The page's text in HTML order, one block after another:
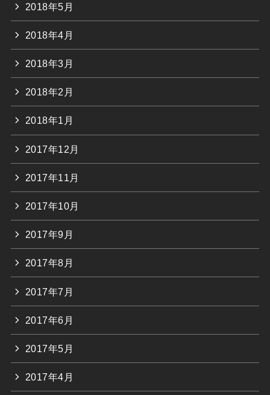
2018年5月
2018年4月
2018年3月
2018年2月
2018年1月
2017年12月
2017年11月
2017年10月
2017年9月
2017年8月
2017年7月
2017年6月
2017年5月
2017年4月